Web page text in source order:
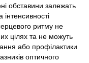
обставини залежать
ритму не
цілях та не можуть
або профілактики
оптичного